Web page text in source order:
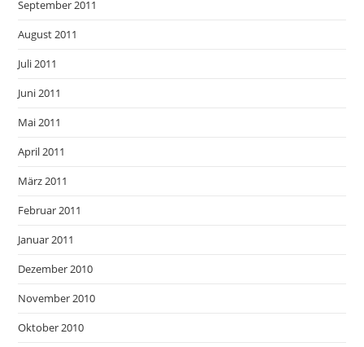
September 2011
August 2011
Juli 2011
Juni 2011
Mai 2011
April 2011
März 2011
Februar 2011
Januar 2011
Dezember 2010
November 2010
Oktober 2010